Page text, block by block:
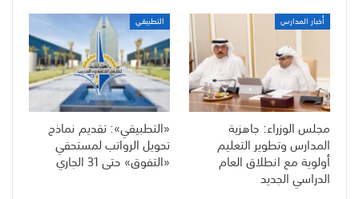
أخبار المدارس
مجلس الوزراء: جاهزية
المدارس وتطوير التعليم
أولوية مع انطلاق العام
الدراسي الجديد
التطبيقي
«التطبيقي»: تقديم نماذج
تحويل الرواتب لمستحقي
«التفوق» حتى 31 الجاري